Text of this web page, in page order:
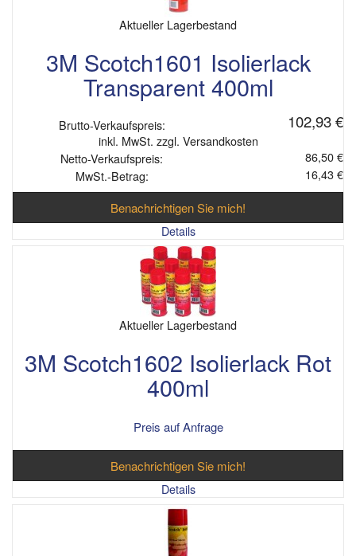
Aktueller Lagerbestand
3M Scotch1601 Isolierlack
Transparent 400ml
Brutto-Verkaufspreis: 102,93 €
inkl. MwSt. zzgl. Versandkosten
Netto-Verkaufspreis:
86,50 €
MwSt.-Betrag:
16,43 €
Benachrichtigen Sie mich!
Details
Aktueller Lagerbestand
3M Scotch1602 Isolierlack Rot
400ml
Preis auf Anfrage
Benachrichtigen Sie mich!
Details